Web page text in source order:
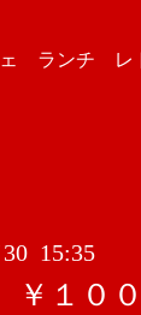
ランチ レ
30 15:35
１０